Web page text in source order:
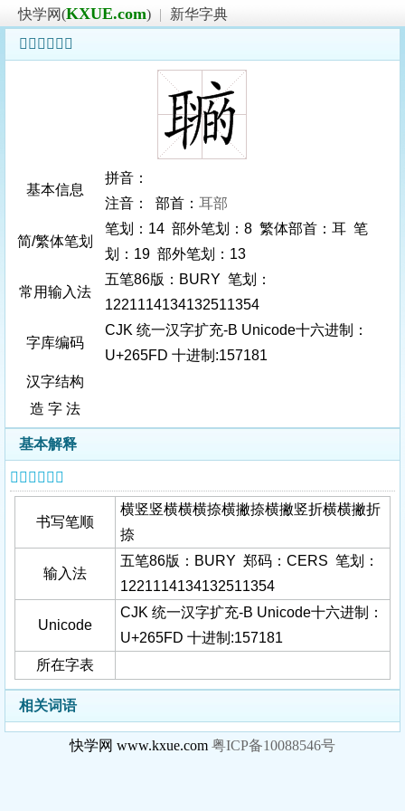
快学网(KXUE.com) |
新华字典
𦗽字基本信息
基本信息
拼音：
注音： 部首： 耳部
简/繁体笔划
笔划：14 部外笔划：8 繁体部首：耳 笔
划：19 部外笔划：13
常用输入法
五笔86版：BURY 笔划：
1221114134132511354
字库编码
CJK 统一汉字扩充-B Unicode十六进制：
U+265FD 十进制:157181
汉字结构
造 字 法
基本解释
𦗽字基本信息
书写笔顺
横竖竖横横横捺横撇捺横撇竖折横横撇折
捺
输入法
五笔86版：BURY 郑码：CERS 笔划：
1221114134132511354
Unicode
CJK 统一汉字扩充-B Unicode十六进制：
U+265FD 十进制:157181
所在字表
相关词语
快学网 www.kxue.com 粤ICP备10088546号